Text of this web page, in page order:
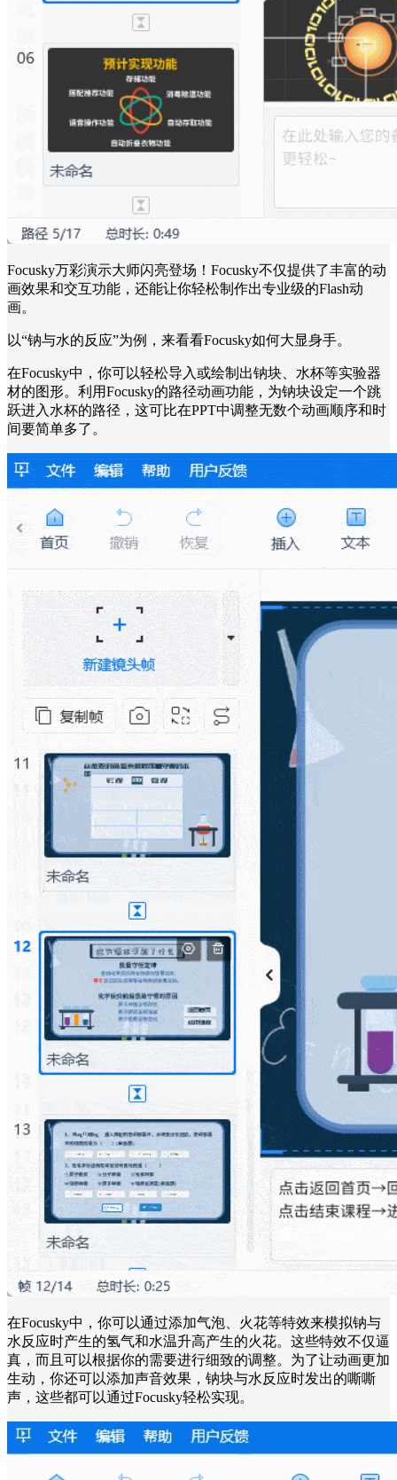
Focusky万彩演示大师闪亮登场！Focusky不仅提供了丰富的动
画效果和交互功能，还能让你轻松制作出专业级的Flash动
画。
以“钠与水的反应”为例，来看看Focusky如何大显身手。
在Focusky中，你可以轻松导入或绘制出钠块、水杯等实验器
材的图形。利用Focusky的路径动画功能，为钠块设定一个跳
跃进入水杯的路径，这可比在PPT中调整无数个动画顺序和时
间要简单多了。
在Focusky中，你可以通过添加气泡、火花等特效来模拟钠与
水反应时产生的氢气和水温升高产生的火花。这些特效不仅逼
真，而且可以根据你的需要进行细致的调整。为了让动画更加
生动，你还可以添加声音效果，钠块与水反应时发出的嘶嘶
声，这些都可以通过Focusky轻松实现。